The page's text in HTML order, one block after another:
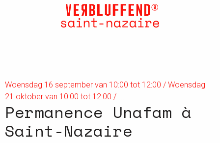
Woensdag 16 september van 10:00 tot 12:00 / Woensdag
21 oktober van 10:00 tot 12:00 / ...
Permanence Unafam à
Saint-Nazaire